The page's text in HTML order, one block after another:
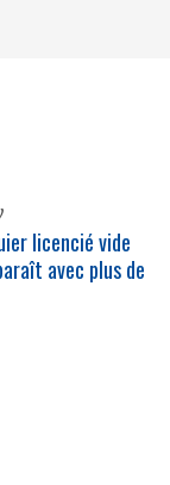
licencié vide
avec plus de